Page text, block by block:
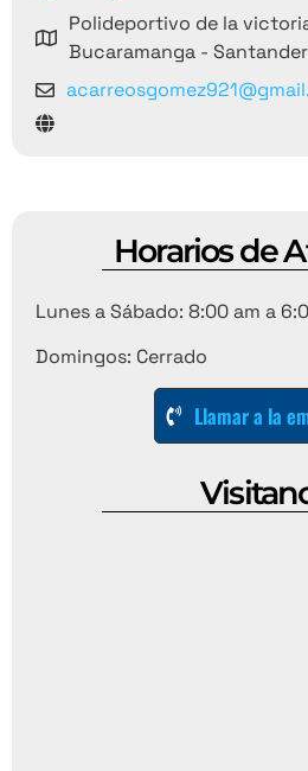
Polideportivo de la
Bucaramanga - Santander
Horarios de
Lunes a Sábado: 8:00 am a
Domingos: Cerrado
Llamar a la